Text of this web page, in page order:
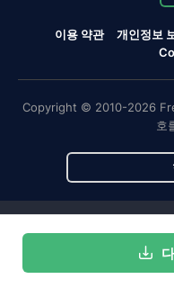
이용 약관 개인정보
Copyright © 2010-2026
호
Magnific